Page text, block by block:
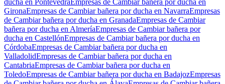
ducha en PontevedraEmpresas de Cambiar bañera por ducha en
GironaEmpresas de Cambiar bañera por ducha en NavarraEmpresas
de Cambiar bañera por ducha en GranadaEmpresas de Cambiar
bañera por ducha en AlmeríaEmpresas de Cambiar bañera por
ducha en CastellónEmpresas de Cambiar bañera por ducha en
CórdobaEmpresas de Cambiar bañera por ducha en
ValladolidEmpresas de Cambiar bañera por ducha en
CantabriaEmpresas de Cambiar bañera por ducha en
ToledoEmpresas de Cambiar bañera por ducha en BadajozEmpresas